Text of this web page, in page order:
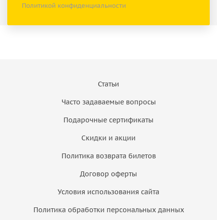
Политикой конфиденциальности
Статьи
Часто задаваемые вопросы
Подарочные сертификаты
Скидки и акции
Политика возврата билетов
Договор оферты
Условия использования сайта
Политика обработки персональных данных